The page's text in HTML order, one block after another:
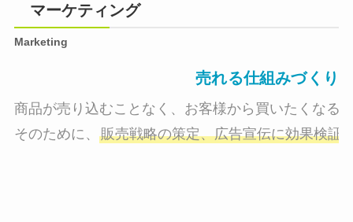
マーケティング
Marketing
売れる仕組みづくり
商品が売り込むことなく、お客様から買いたくなる
そのために、 販売戦略の策定、広告宣伝に効果検証